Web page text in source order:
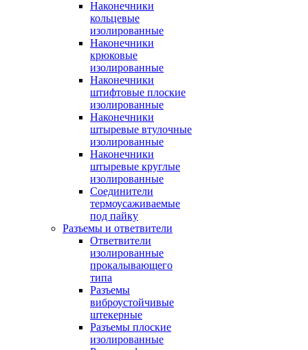
Наконечники
кольцевые
изолированные
Наконечники
крюковые
изолированные
Наконечники
штифтовые плоские
изолированные
Наконечники
штыревые втулочные
изолированные
Наконечники
штыревые круглые
изолированные
Соединители
термоусаживаемые
под пайку
Разъемы и ответвители
Ответвители
изолированные
прокалывающего
типа
Разъемы
виброустойчивые
штекерные
Разъемы плоские
изолированные